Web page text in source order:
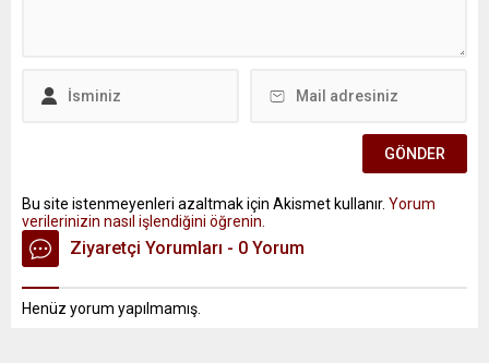
Bu site istenmeyenleri azaltmak için Akismet kullanır. Yorum
verilerinizin nasıl işlendiğini öğrenin.
Ziyaretçi Yorumları - 0 Yorum
Henüz yorum yapılmamış.